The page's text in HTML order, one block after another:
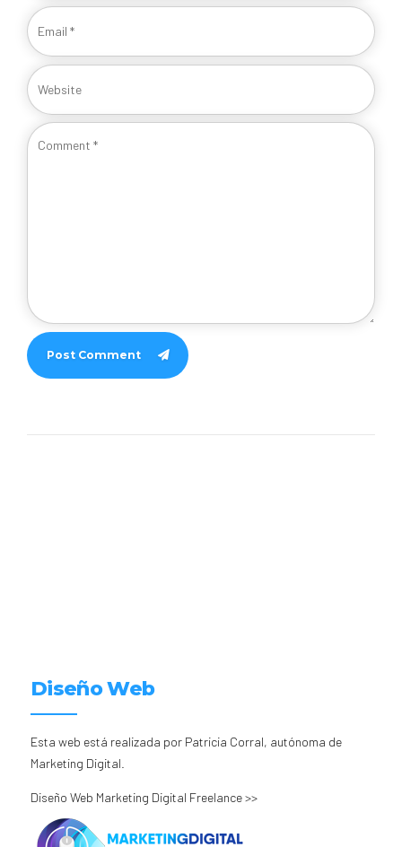
Post Comment
Diseño Web
Esta web está realizada por Patricia Corral, autónoma de
Marketing Digital.
Diseño Web Marketing Digital Freelance >>